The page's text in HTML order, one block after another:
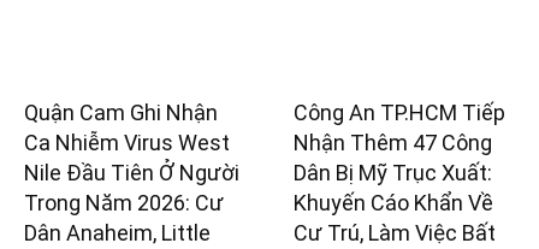
Quận Cam Ghi Nhận
Ca Nhiễm Virus West
Nile Đầu Tiên Ở Người
Trong Năm 2026: Cư
Dân Anaheim, Little
Công An TP.HCM Tiếp
Nhận Thêm 47 Công
Dân Bị Mỹ Trục Xuất:
Khuyến Cáo Khẩn Về
Cư Trú, Làm Việc Bất